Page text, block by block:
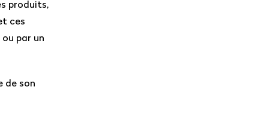
produits,
ces
par un
de son